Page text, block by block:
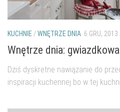
KUCHNIE /WNĘTRZE DNIA 6 GRU, 2013
Wnętrze dnia:
Dziś dyskretne nawiązanie do
inspiracji kuchennej bo w tej